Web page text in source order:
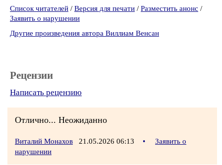
Список читателей / Версия для печати / Разместить анонс /
Заявить о нарушении
Другие произведения автора Виллиам Венсан
Рецензии
Написать рецензию
Отлично... Неожиданно
Виталий Монахов 21.05.2026 06:13 •
Заявить о
нарушении